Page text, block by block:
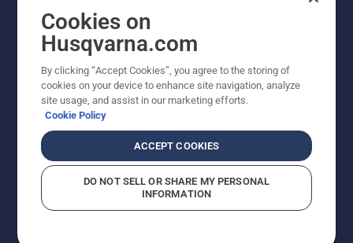
saamiseks siin.
Cookies on
Husqvarna.com
By clicking “Accept Cookies”, you agree to the storing of
cookies on your device to enhance site navigation, analyze
site usage, and assist in our marketing efforts.
Cookie Policy
ACCEPT COOKIES
DO NOT SELL OR SHARE MY PERSONAL
INFORMATION